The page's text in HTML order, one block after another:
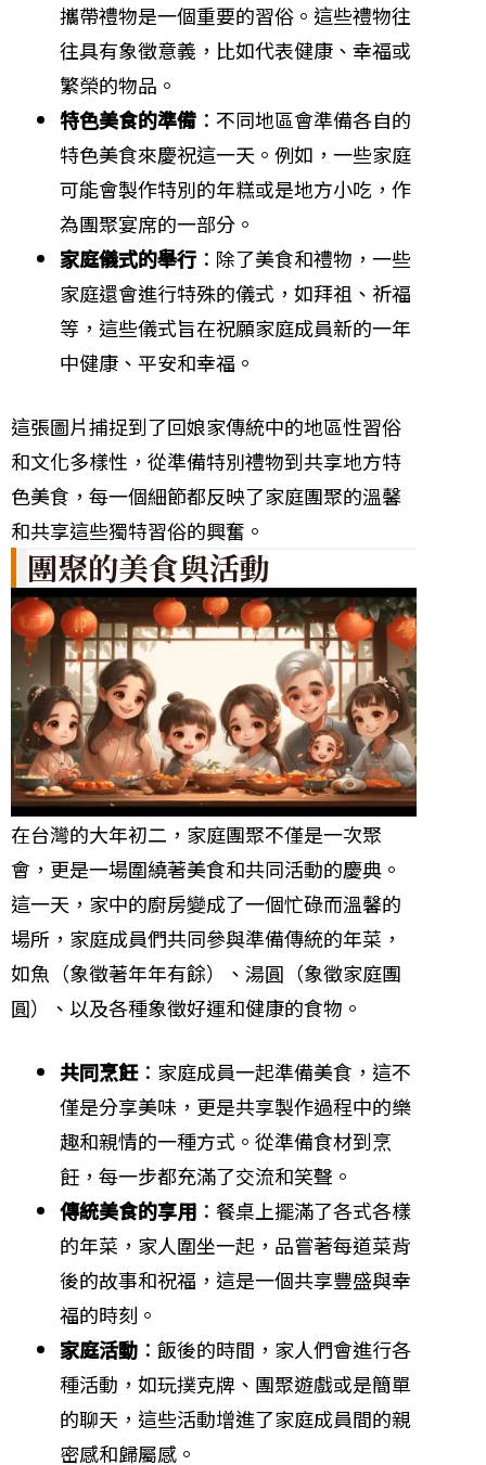
攜帶禮物是一個重要的習俗。這些禮物往
往具有象徵意義，比如代表健康、幸福或
繁榮的物品。
特色美食的準備 ：不同地區會準備各自的
特色美食來慶祝這一天。例如，一些家庭
可能會製作特別的年糕或是地方小吃，作
為團聚宴席的一部分。
家庭儀式的舉行 ：除了美食和禮物，一些
家庭還會進行特殊的儀式，如拜祖、祈福
等，這些儀式旨在祝願家庭成員新的一年
中健康、平安和幸福。
這張圖片捕捉到了回娘家傳統中的地區性習俗
和文化多樣性，從準備特別禮物到共享地方特
色美食，每一個細節都反映了家庭團聚的溫馨
和共享這些獨特習俗的興奮。
團聚的美食與活動
在台灣的大年初二，家庭團聚不僅是一次聚
會，更是一場圍繞著美食和共同活動的慶典。
這一天，家中的廚房變成了一個忙碌而溫馨的
場所，家庭成員們共同參與準備傳統的年菜，
如魚（象徵著年年有餘）、湯圓（象徵家庭團
圓）、以及各種象徵好運和健康的食物。
共同烹飪：家庭成員一起準備美食，這不
僅是分享美味，更是共享製作過程中的樂
趣和親情的一種方式。從準備食材到烹
飪，每一步都充滿了交流和笑聲。
傳統美食的享用 ：餐桌上擺滿了各式各樣
的年菜，家人圍坐一起，品嘗著每道菜背
後的故事和祝福，這是一個共享豐盛與幸
福的時刻。
家庭活動 ：飯後的時間，家人們會進行各
種活動，如玩撲克牌、團聚遊戲或是簡單
的聊天，這些活動增進了家庭成員間的親
密感和歸屬感。